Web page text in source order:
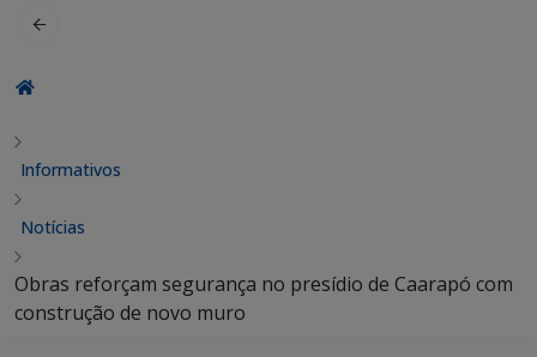
Informativos
Notícias
Obras reforçam segurança no presídio de Caarapó com
construção de novo muro